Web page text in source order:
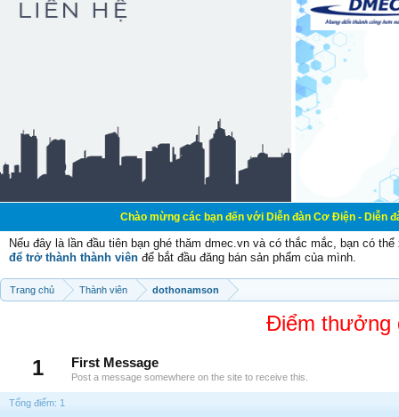
Chào mừng các bạn đến với Diễn đàn Cơ Điện - Diễn đàn Cơ
Nếu đây là lần đầu tiên bạn ghé thăm dmec.vn và có thắc mắc, bạn có
để trở thành thành viên để bắt đầu đăng bán sản phẩm của mình.
Trang chủ Thành viên dothonamson
Điểm thưởng
1
First Message
Post a message somewhere on the site to receive this.
Tổng điểm: 1